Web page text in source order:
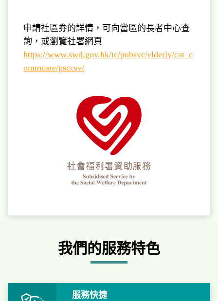
申請社區券的詳情，可向當區的長者中心查
詢，或瀏覽社署網頁
https://www.swd.gov.hk/tc/pubsvc/elderly/cat_c
ommcare/psccsv/
我們的服務特色
服務快捷